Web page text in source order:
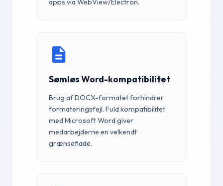
apps via WebView/Electron.
Sømløs Word-kompatibilitet
Brug af DOCX-formatet forhindrer
formateringsfejl. Fuld kompatibilitet
med Microsoft Word giver
medarbejderne en velkendt
grænseflade.